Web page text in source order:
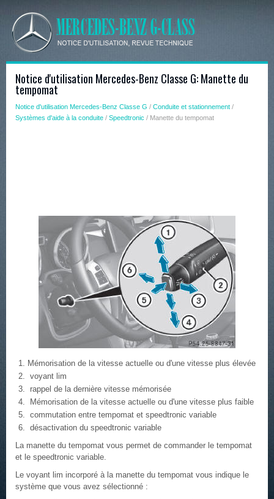
Notice d'utilisation Mercedes-Benz Classe G: Manette du
tempomat
Notice d'utilisation Mercedes-Benz Classe G / Conduite et stationnement /
Systèmes d'aide à la conduite / Speedtronic / Manette du tempomat
Mémorisation de la vitesse actuelle ou d'une vitesse plus élevée
voyant lim
rappel de la dernière vitesse mémorisée
Mémorisation de la vitesse actuelle ou d'une vitesse plus faible
commutation entre tempomat et speedtronic variable
désactivation du speedtronic variable
La manette du tempomat vous permet de commander le tempomat
et le speedtronic variable.
Le voyant lim incorporé à la manette du tempomat vous indique le
système que vous avez sélectionné :